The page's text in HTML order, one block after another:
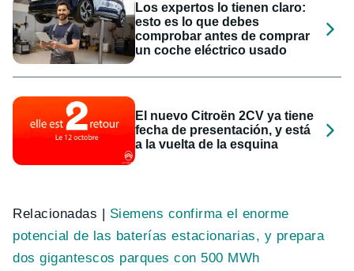
Los expertos lo tienen claro:
esto es lo que debes
comprobar antes de comprar
un coche eléctrico usado
El nuevo Citroën 2CV ya tiene
fecha de presentación, y está
a la vuelta de la esquina
Relacionadas | Siemens confirma el enorme
potencial de las baterías estacionarias, y prepara
dos gigantescos parques con 500 MWh